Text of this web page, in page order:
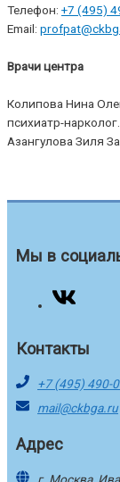
Телефон: +7 (495)
Email:
Врачи центра
Колипова Нина
психиатр-нарколог.
Азангулова Зиля
Мы в
Контакты
+7 (495) 490-
mail@ckbga.ru
Адрес